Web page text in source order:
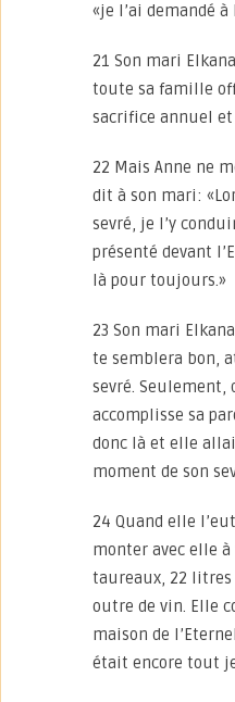
«je l’ai demandé à
21 Son mari
toute sa famille
sacrifice annuel
22 Mais Anne ne
dit à son mari:
sevré, je l’y
présenté devant
là pour toujours.»
23 Son mari
te semblera bon,
sevré. Seulement,
accomplisse sa
donc là et elle
moment de son
24 Quand elle
monter avec elle
taureaux, 22
outre de vin. Elle
maison de
était encore tout